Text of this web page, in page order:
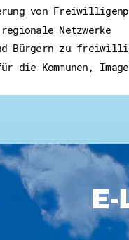
von
Netzwerke
Bürgern zu
die Kommunen,